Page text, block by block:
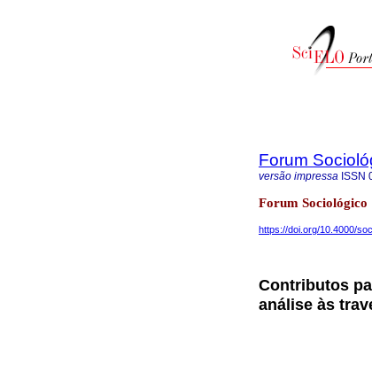
Forum
versão impressa ISSN
Forum
https://doi.org/10.4000/
Contributos
análise às